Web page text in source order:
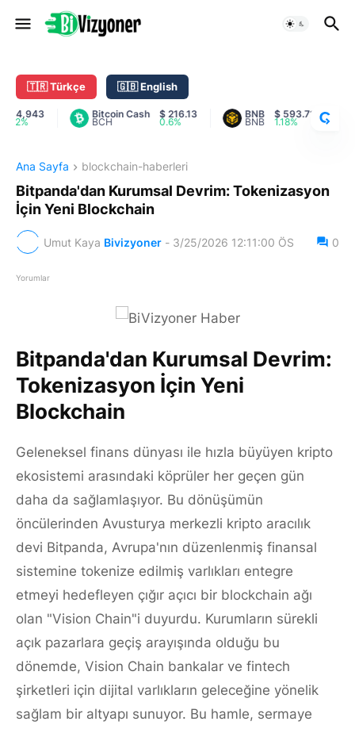
🇹🇷 Türkçe 🇬🇧 English
Bitcoin Cash
BCH
$ 216.13
0.6%
BNB
BNB
$ 593.71
1.18%
Ana Sayfa blockchain-haberleri
Bitpanda'dan Kurumsal Devrim: Tokenizasyon
İçin Yeni Blockchain
Umut Kaya Bivizyoner - 3/25/2026 12:11:00 ÖS 0
Yorumlar
Bitpanda'dan Kurumsal Devrim:
Tokenizasyon İçin Yeni
Blockchain
Geleneksel finans dünyası ile hızla büyüyen kripto
ekosistemi arasındaki köprüler her geçen gün
daha da sağlamlaşıyor. Bu dönüşümün
öncülerinden Avusturya merkezli kripto aracılık
devi Bitpanda, Avrupa'nın düzenlenmiş finansal
sistemine tokenize edilmiş varlıkları entegre
etmeyi hedefleyen çığır açıcı bir blockchain ağı
olan "Vision Chain"i duyurdu. Kurumların sürekli
açık pazarlara geçiş arayışında olduğu bu
dönemde, Vision Chain bankalar ve fintech
şirketleri için dijital varlıkların geleceğine yönelik
sağlam bir altyapı sunuyor. Bu hamle, sermaye